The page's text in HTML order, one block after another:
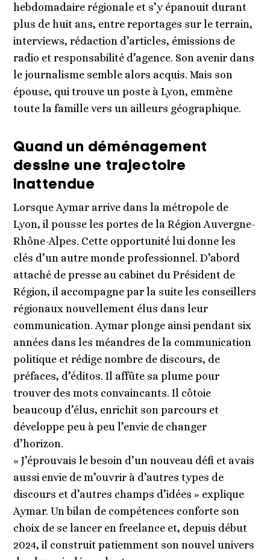
hebdomadaire régionale et s’y épanouit durant
plus de huit ans, entre reportages sur le terrain,
interviews, rédaction d’articles, émissions de
radio et responsabilité d’agence. Son avenir dans
le journalisme semble alors acquis. Mais son
épouse, qui trouve un poste à Lyon, emmène
toute la famille vers un ailleurs géographique.
Quand un déménagement
dessine une trajectoire
inattendue
Lorsque Aymar arrive dans la métropole de
Lyon, il pousse les portes de la Région Auvergne-
Rhône-Alpes. Cette opportunité lui donne les
clés d’un autre monde professionnel. D’abord
attaché de presse au cabinet du Président de
Région, il accompagne par la suite les conseillers
régionaux nouvellement élus dans leur
communication. Aymar plonge ainsi pendant six
années dans les méandres de la communication
politique et rédige nombre de discours, de
préfaces, d’éditos. Il affûte sa plume pour
trouver des mots convaincants. Il côtoie
beaucoup d’élus, enrichit son parcours et
développe peu à peu l’envie de changer
d’horizon.
« J’éprouvais le besoin d’un nouveau défi et avais
aussi envie de m’ouvrir à d’autres types de
discours et d’autres champs d’idées » explique
Aymar. Un bilan de compétences conforte son
choix de se lancer en freelance et, depuis début
2024, il construit patiemment son nouvel univers